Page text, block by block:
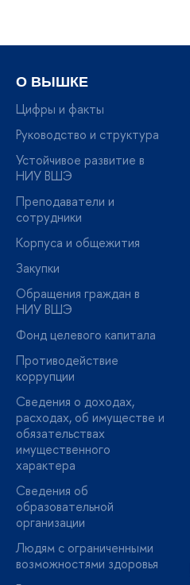
О ВЫШКЕ
Цифры и факты
Руководство и структура
Устойчивое развитие в
НИУ ВШЭ
Преподаватели и
сотрудники
Корпуса и общежития
Закупки
Обращения граждан в
НИУ ВШЭ
Фонд целевого капитала
Противодействие
коррупции
Сведения о доходах,
расходах, об имуществе и
обязательствах
имущественного
характера
Сведения об
образовательной
организации
Людям с ограниченными
возможностями здоровья